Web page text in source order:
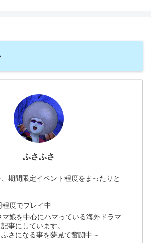
ふさふさ
期間限定イベント程度をまったりと
度でプレイ中
マ娘を中心にハマっている海外ドラマ
事にしています。
さになる事を夢見て奮闘中～